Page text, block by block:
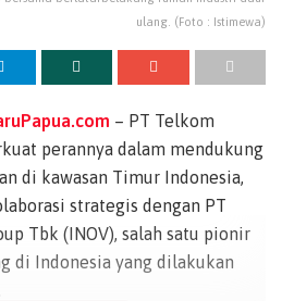
ulang. (Foto : Istimewa)
– PT Telkom
perannya dalam mendukung
di kawasan Timur Indonesia,
strategis dengan PT
Tbk (INOV), salah satu pionir
di Indonesia yang dilakukan